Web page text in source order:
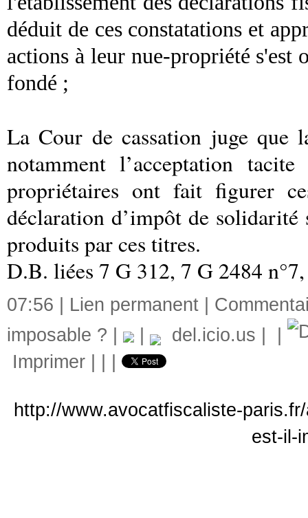
déduit de ces constatations et
actions à leur nue-propriété s'est
fondé ;
La Cour de cassation juge que
notamment l’acceptation
propriétaires ont fait figurer
déclaration d’impôt de solidarité
produits par ces titres.
D.B. liées 7 G 312, 7 G 2484
07:56 | Lien permanent
imposable ?
del.icio.us
Imprimer
http://www.avocatfiscaliste-
est-il-